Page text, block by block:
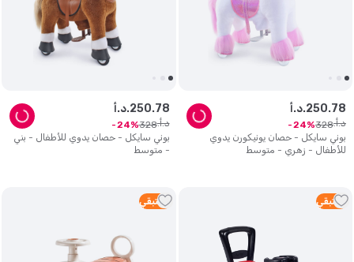
بوني سايكل - حصان يونيكورن يدوي
للأطفال - زهري - متوسط
د.أ.250.78
د.أ.328
24
بوني سايكل - حصان يدوي للأطفال - بني
- متوسط
د.أ.250.78
د.أ.328
24
1 متبقي 5 متبقي